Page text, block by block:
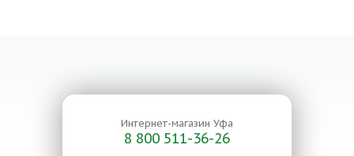
Интернет-магазин Уфа
8 800 511-36-26